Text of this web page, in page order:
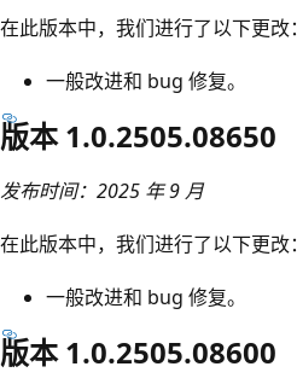
在此版本中，我们进行了以下更改：
一般改进和 bug 修复。
版本 1.0.2505.08650
发布时间：2025 年 9 月
在此版本中，我们进行了以下更改：
一般改进和 bug 修复。
版本 1.0.2505.08600